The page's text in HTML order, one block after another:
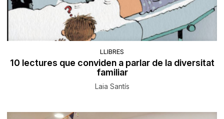
LLIBRES
10 lectures que conviden a parlar de la diversitat
familiar
Laia Santís